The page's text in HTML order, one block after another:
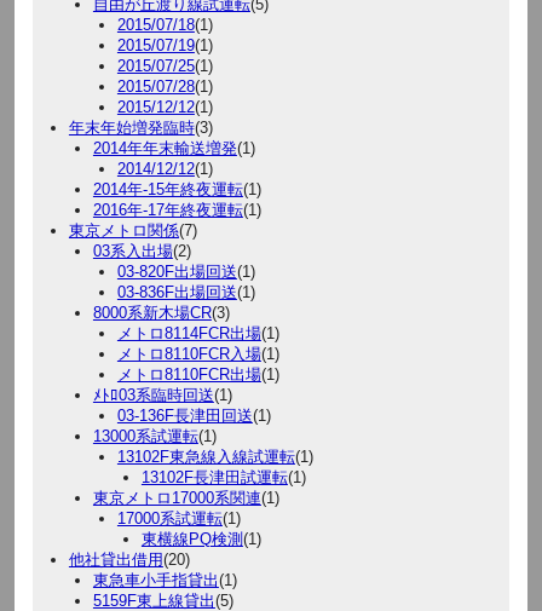
自由が丘渡り線試運転(5)
2015/07/18(1)
2015/07/19(1)
2015/07/25(1)
2015/07/28(1)
2015/12/12(1)
年末年始増発臨時(3)
2014年年末輸送増発(1)
2014/12/12(1)
2014年-15年終夜運転(1)
2016年-17年終夜運転(1)
東京メトロ関係(7)
03系入出場(2)
03-820F出場回送(1)
03-836F出場回送(1)
8000系新木場CR(3)
メトロ8114FCR出場(1)
メトロ8110FCR入場(1)
メトロ8110FCR出場(1)
ﾒﾄﾛ03系臨時回送(1)
03-136F長津田回送(1)
13000系試運転(1)
13102F東急線入線試運転(1)
13102F長津田試運転(1)
東京メトロ17000系関連(1)
17000系試運転(1)
東横線PQ検測 (1)
他社貸出借用(20)
東急車小手指貸出(1)
5159F東上線貸出(5)